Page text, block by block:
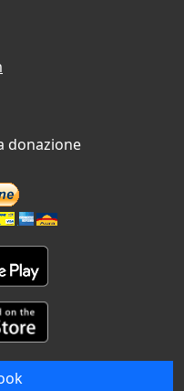
donazione